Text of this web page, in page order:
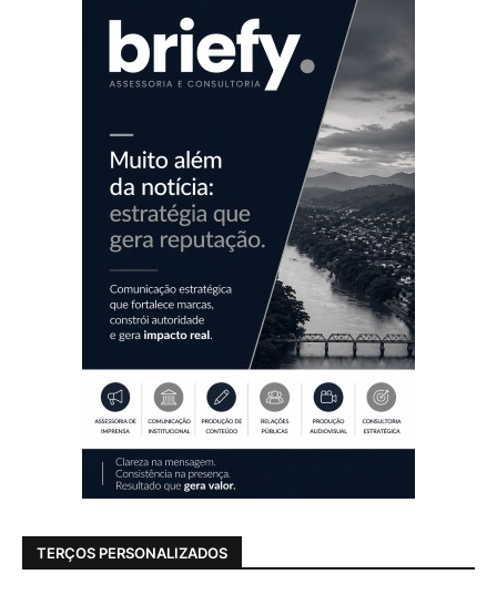
TERÇOS PERSONALIZADOS